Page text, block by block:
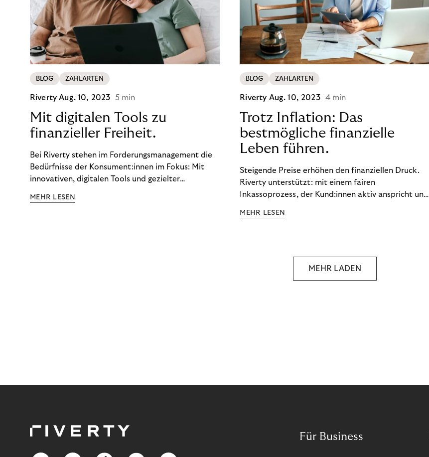
BLOG ZAHLARTEN
RivertyAug. 10, 2023 5 min
Mit digitalen Tools zu
finanzieller Freiheit.
Bei Riverty stehen im Forderungsmanagement die
Bedürfnisse der Konsument:innen im Fokus: Mit
innovativen, digitalen Tools und gezielter
ein Leben in finanzieller Freiheit zu führen. So
MEHR LESEN
BLOG ZAHLARTEN
Riverty Aug. 10, 2023 4 min
Trotz Inflation: Das
bestmögliche finanzielle
Leben führen.
Steigende Preise erhöhen den finanziellen Druck.
Riverty unterstützt: mit einem fairen
Inkassoprozess, der Kund:innen aktiv anspricht und
Finanzbildung ermöglicht. So bleiben Menschen
MEHR LESEN
MEHR LADEN
Für Business